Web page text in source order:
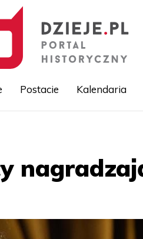
Postacie Kalendaria